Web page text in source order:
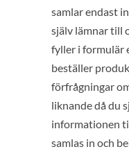
samlar endast
själv lämnar till
fyller i formulär
beställer
förfrågningar
liknande då du
informationen
samlas in och